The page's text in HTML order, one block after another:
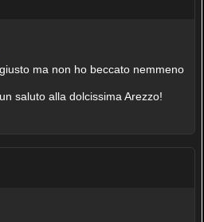
ma non ho beccato nemmeno
saluto alla dolcissima Arezzo!